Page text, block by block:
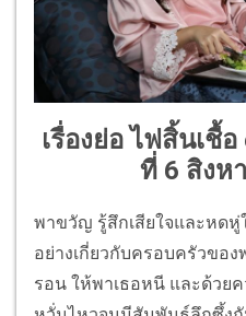
เรื่องย่อ ไฟสิ้นเชื้อ
ที่ 6 สิงห
พาขวัญ รู้สึกเสียใจและหดหู่
อย่างเกี่ยวกับครอบครัวขอ
รอน ให้พาเธอหนี และด้วย